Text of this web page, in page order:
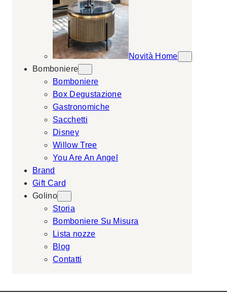
Novità Home
Bomboniere
Bomboniere
Box Degustazione
Gastronomiche
Sacchetti
Disney
Willow Tree
You Are An Angel
Brand
Gift Card
Golino
Storia
Bomboniere Su Misura
Lista nozze
Blog
Contatti